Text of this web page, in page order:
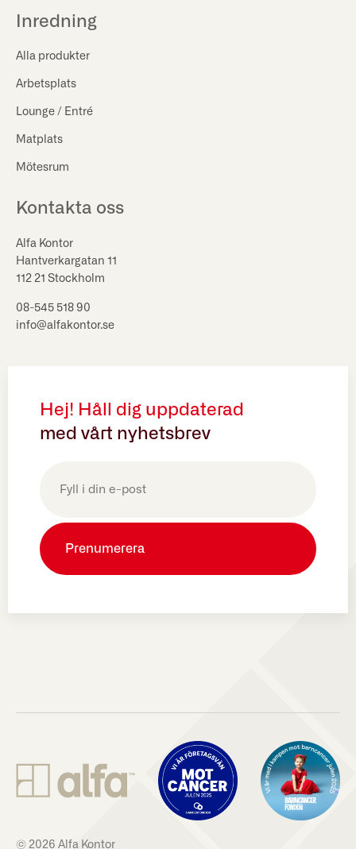
Inredning
Alla produkter
Arbetsplats
Lounge / Entré
Matplats
Mötesrum
Kontakta oss
Alfa Kontor
Hantverkargatan 11
112 21 Stockholm
08-545 518 90
info@alfakontor.se
Hej! Håll dig uppdaterad
med vårt nyhetsbrev
(Obligatoriskt)
© 2026 Alfa Kontor